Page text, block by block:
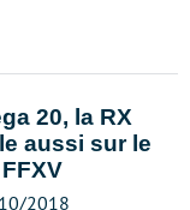
20, la RX
aussi sur le
2018